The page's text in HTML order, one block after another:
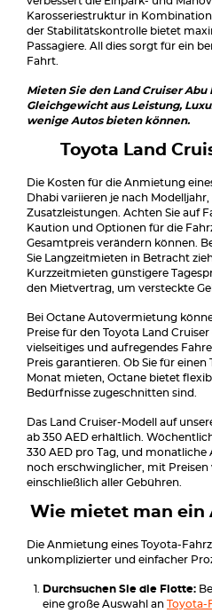
Karosseriestruktur in
der Stabilitätskontrolle bietet
Passagiere. All dies sorgt für ein
Fahrt.
Mieten Sie den Land Cruiser
Gleichgewicht aus Leistung,
wenige Autos bieten können.
Toyota Land
Die Kosten für die Anmietung
Dhabi variieren je nach
Zusatzleistungen. Achten Sie auf
Kaution und Optionen für die
Gesamtpreis verändern können.
Sie Langzeitmieten in Betracht
Kurzzeitmieten günstigere
den Mietvertrag, um versteckte
Bei Octane Autovermietung
Preise für den Toyota Land
vielseitiges und aufregendes
Preis garantieren. Ob Sie für
Monat mieten, Octane bietet
Bedürfnisse zugeschnitten sind.
Das Land Cruiser-Modell auf
ab 350 AED erhältlich.
330 AED pro Tag, und
noch erschwinglicher, mit Preisen
einschließlich aller Gebühren.
Wie mietet man ein
Die Anmietung eines Toyota-
unkomplizierter und einfacher
Durchsuchen Sie die Flotte:
eine große Auswahl an Toyota-